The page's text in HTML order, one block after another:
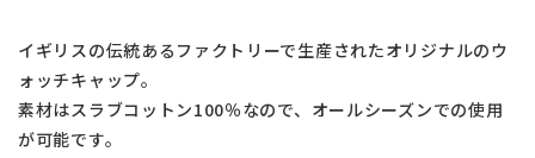
イギリスの伝統あるファクトリーで生産されたオリジナルのウ
ォッチキャップ。
素材はスラブコットン100％なので、オールシーズンでの使用
が可能です。